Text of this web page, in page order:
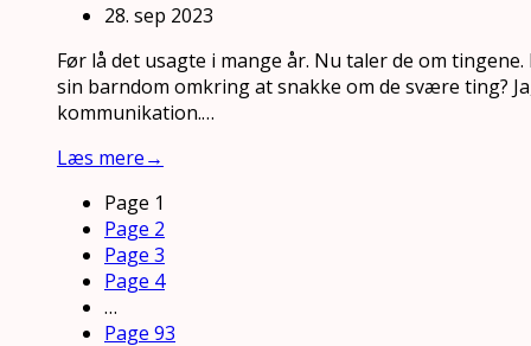
28. sep 2023
Før lå det usagte i mange år. Nu taler de om
sin barndom omkring at snakke om de svære ting?
kommunikation.…
Læs mere→
Page 1
Page 2
Page 3
Page 4
…
Page 93